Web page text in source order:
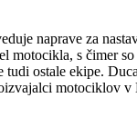
naprave za
s čimer
ostale ekipe.
motociklov